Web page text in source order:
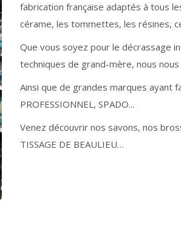
fabrication française adaptés à tous
cérame, les tommettes, les résines,
Que vous soyez pour le décrassage
techniques de grand-mère, nous
Ainsi que de grandes marques ayant
PROFESSIONNEL, SPADO...
Venez découvrir nos savons, nos
TISSAGE DE BEAULIEU…